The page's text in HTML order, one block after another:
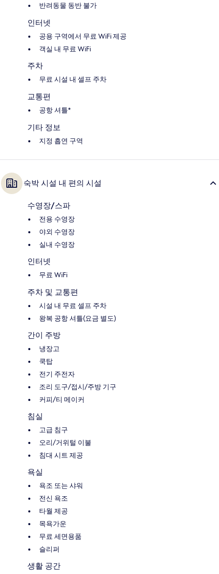
반려동물 동반 불가
인터넷
공용 구역에서 무료 WiFi 제공
객실 내 무료 WiFi
주차
무료 시설 내 셀프 주차
교통편
공항 셔틀*
기타 정보
지정 흡연 구역
숙박 시설 내 편의 시설
수영장/스파
전용 수영장
야외 수영장
실내 수영장
인터넷
무료 WiFi
주차 및 교통편
시설 내 무료 셀프 주차
왕복 공항 셔틀(요금 별도)
간이 주방
냉장고
쿡탑
전기 주전자
조리 도구/접시/주방 기구
커피/티 메이커
침실
고급 침구
오리/거위털 이불
침대 시트 제공
욕실
욕조 또는 샤워
전신 욕조
타월 제공
목욕가운
무료 세면용품
슬리퍼
생활 공간